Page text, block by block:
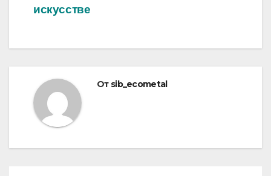
искусстве
От sib_ecometal